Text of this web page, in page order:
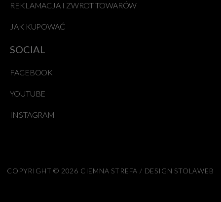
REKLAMACJA I ZWROT TOWARÓW
JAK KUPOWAĆ
SOCIAL
FACEBOOK
YOUTUBE
INSTAGRAM
COPYRIGHT © 2026 CIEMNA STREFA / DESIGN STOLAWEB